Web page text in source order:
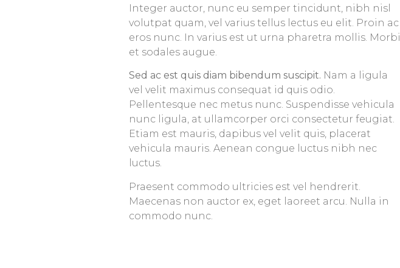
Integer auctor, nunc eu semper tincidunt, nibh nisl
volutpat quam, vel varius tellus lectus eu elit. Proin ac
eros nunc. In varius est ut urna pharetra mollis. Morbi
et sodales augue.
Sed ac est quis diam bibendum suscipit. Nam a ligula
vel velit maximus consequat id quis odio.
Pellentesque nec metus nunc. Suspendisse vehicula
nunc ligula, at ullamcorper orci consectetur feugiat.
Etiam est mauris, dapibus vel velit quis, placerat
vehicula mauris. Aenean congue luctus nibh nec
luctus.
Praesent commodo ultricies est vel hendrerit.
Maecenas non auctor ex, eget laoreet arcu. Nulla in
commodo nunc.